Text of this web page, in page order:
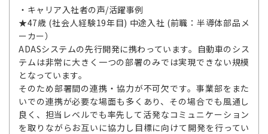
・キャリア入社者の声/活躍事例
★47歳 (社会人経験19年目) 中途入社 (前職：半導体部品メ
ーカー）
ADASシステムの先行開発に携わっています。自動車のシス
テムは非常に大きく一つの部署のみでは実現できない規模
となっています。
そのため部署間の連携・協力が不可欠です。事業部をまた
いでの連携が必要な場面も多くあり、その場合でも風通し
良く、担当レベルでも率先して活発なコミュニケーション
を取りながらお互いに協力し目標に向けて開発を行ってい